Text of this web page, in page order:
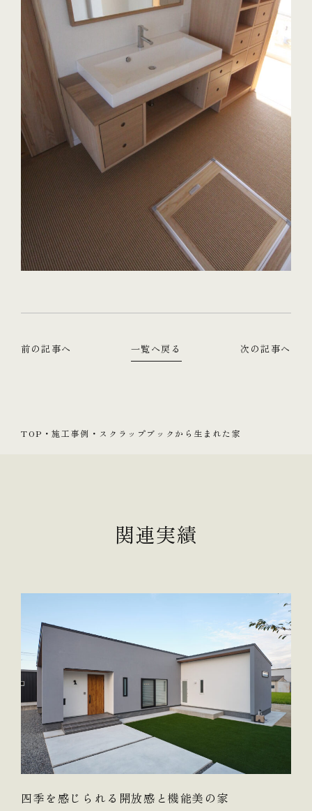
前の記事へ 一覧へ戻る 次の記事へ
TOP ・施工事例 ・ スクラップブックから生まれた家
関連実績
四季を感じられる開放感と機能美の家